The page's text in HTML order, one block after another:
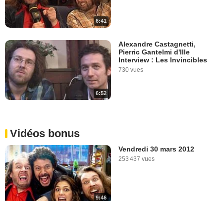
6:41
6:52
Alexandre Castagnetti,
Pierric Gantelmi d'Ille
Interview : Les Invincibles
730 vues
Vidéos bonus
9:46
Vendredi 30 mars 2012
253 437 vues